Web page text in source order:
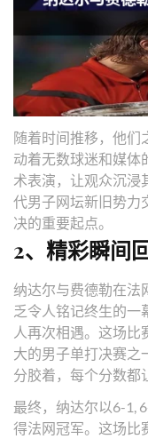
随着时间推移，他们
动着无数球迷和媒体
术表演，让观众沉浸
代男子网坛新旧势力
决的重要起点。
2、精彩瞬间
纳达尔与费德勒在法
乏令人铭记终生的一
人再次相遇。这场
大的男子单打决赛之
分胶着，每个分数都
最终，纳达尔以6-1,
得法网冠军。这场比